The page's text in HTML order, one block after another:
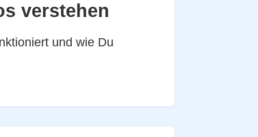
verstehen
und wie Du